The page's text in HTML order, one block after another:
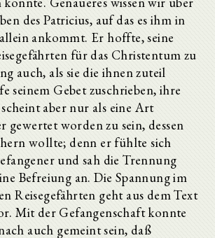
des Patricius, auf das es ihm in
ankommt. Er hoffte, seine
für das Christentum zu
auch, als sie die ihnen zuteil
seinem Gebet zuschrieben, ihre
aber nur als eine Art
gewertet worden zu sein, dessen
wollte; denn er fühlte sich
und sah die Trennung
Befreiung an. Die Spannung im
Reisegefährten geht aus dem Text
Mit der Gefangenschaft konnte
auch gemeint sein, daß